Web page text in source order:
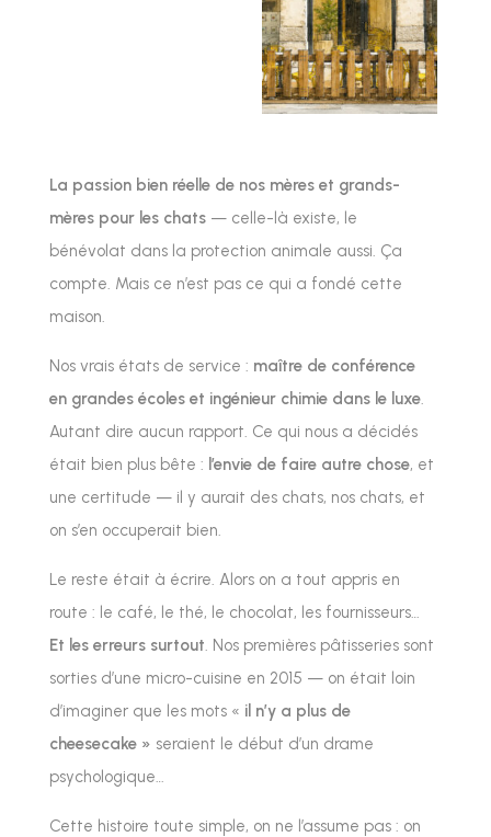
La passion bien réelle de nos mères et grands-
mères pour les chats— celle-là existe, le
bénévolat dans la protection animale aussi. Ça
compte. Mais ce n’est pas ce qui a fondé cette
maison.
Nos vrais états de service : maître de conférence
en grandes écoles et ingénieur chimie dans le luxe.
Autant dire aucun rapport. Ce qui nous a décidés
était bien plus bête : l’envie de faire autre chose, et
une certitude — il y aurait des chats, nos chats, et
on s’en occuperait bien.
Le reste était à écrire. Alors on a tout appris en
route : le café, le thé, le chocolat, les fournisseurs…
Et les erreurs surtout. Nos premières pâtisseries sont
sorties d’une micro-cuisine en 2015 — on était loin
d’imaginer que les mots « il n’y a plus de
cheesecake » seraient le début d’un drame
psychologique…
Cette histoire toute simple, on ne l’assume pas : on